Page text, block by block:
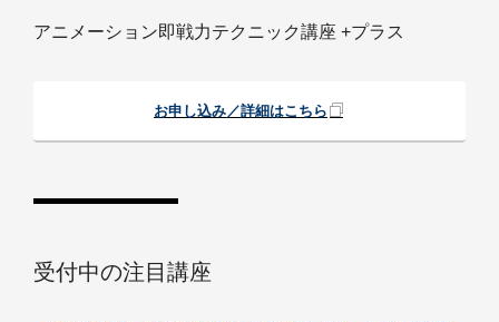
アニメーション即戦力テクニック講座 +プラス
お申し込み／詳細はこちら
受付中の注目講座